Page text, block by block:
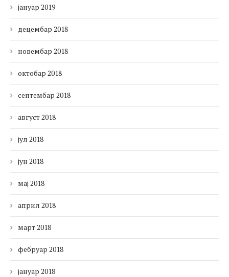
јануар 2019
децембар 2018
новембар 2018
октобар 2018
септембар 2018
август 2018
јул 2018
јун 2018
мај 2018
април 2018
март 2018
фебруар 2018
јануар 2018